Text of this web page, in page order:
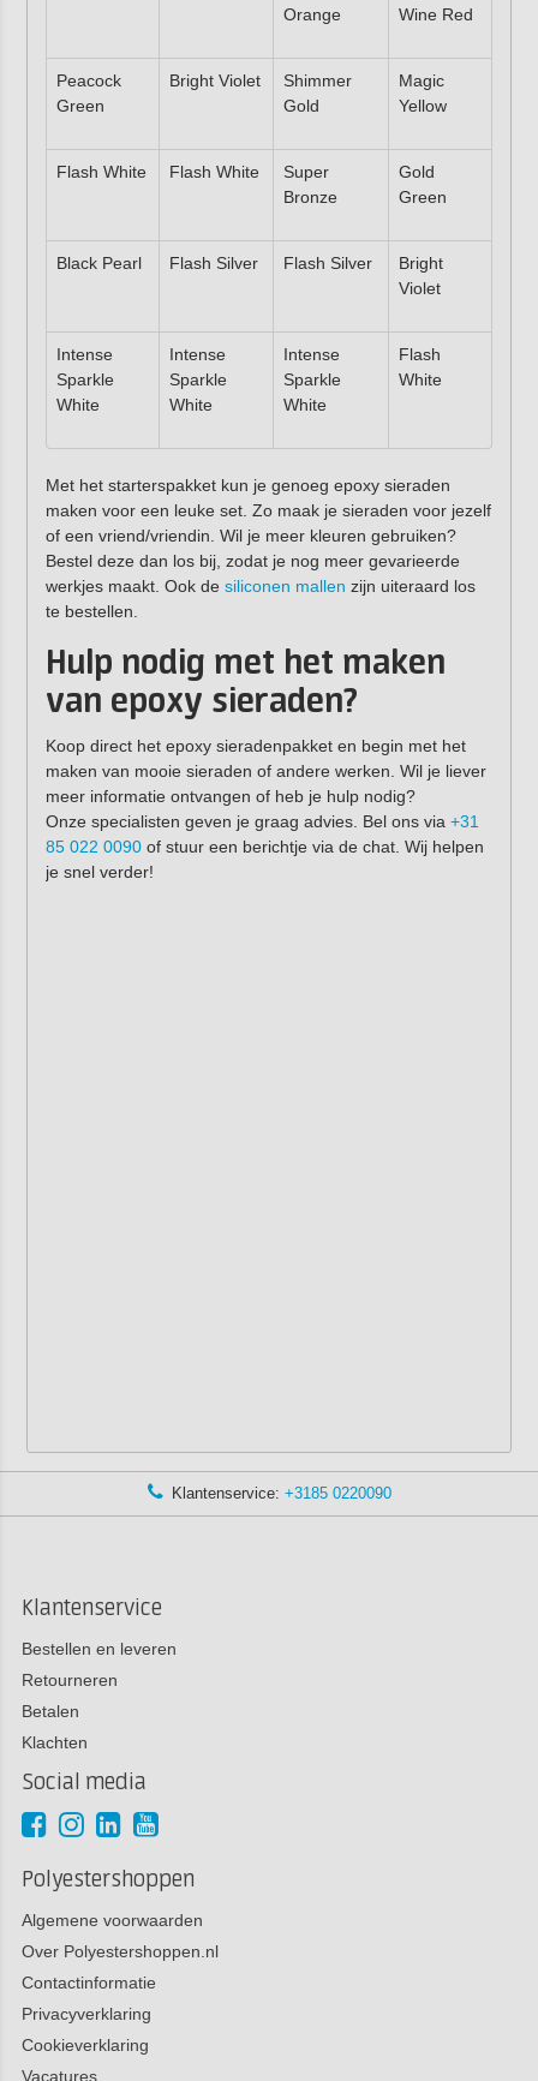
Orange
Wine Red
Peacock
Green
Bright Violet
Shimmer
Gold
Magic
Yellow
Flash White Flash White
Super
Bronze
Gold
Green
Black Pearl Flash Silver Flash Silver
Bright
Violet
Intense
Sparkle
White
Intense
Sparkle
White
Intense
Sparkle
White
Flash
White
Met het starterspakket kun je genoeg epoxy sieraden
maken voor een leuke set. Zo maak je sieraden voor jezelf
of een vriend/vriendin. Wil je meer kleuren gebruiken?
Bestel deze dan los bij, zodat je nog meer gevarieerde
werkjes maakt. Ook de siliconen mallen zijn uiteraard los
te bestellen.
Hulp nodig met het maken
van epoxy sieraden?
Koop direct het epoxy sieradenpakket en begin met het
maken van mooie sieraden of andere werken. Wil je liever
meer informatie ontvangen of heb je hulp nodig?
Onze specialisten geven je graag advies. Bel ons via +31
85 022 0090of stuur een berichtje via de chat. Wij helpen
je snel verder!
Klantenservice: +3185 0220090
Klantenservice
Bestellen en leveren
Retourneren
Betalen
Klachten
Social media
Polyestershoppen
Algemene voorwaarden
Over Polyestershoppen.nl
Contactinformatie
Privacyverklaring
Cookieverklaring
Vacatures